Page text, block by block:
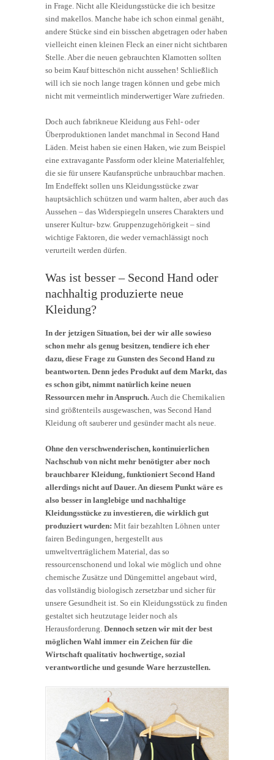
in Frage. Nicht alle Kleidungsstücke die ich besitze
sind makellos. Manche habe ich schon einmal genäht,
andere Stücke sind ein bisschen abgetragen oder haben
vielleicht einen kleinen Fleck an einer nicht sichtbaren
Stelle. Aber die neuen gebrauchten Klamotten sollten
so beim Kauf bitteschön nicht aussehen! Schließlich
will ich sie noch lange tragen können und gebe mich
nicht mit vermeintlich minderwertiger Ware zufrieden.
Doch auch fabrikneue Kleidung aus Fehl- oder
Überproduktionen landet manchmal in Second Hand
Läden. Meist haben sie einen Haken, wie zum Beispiel
eine extravagante Passform oder kleine Materialfehler,
die sie für unsere Kaufansprüche unbrauchbar machen.
Im Endeffekt sollen uns Kleidungsstücke zwar
hauptsächlich schützen und warm halten, aber auch das
Aussehen – das Widerspiegeln unseres Charakters und
unserer Kultur- bzw. Gruppenzugehörigkeit – sind
wichtige Faktoren, die weder vernachlässigt noch
verurteilt werden dürfen.
Was ist besser – Second Hand oder
nachhaltig produzierte neue
Kleidung?
In der jetzigen Situation, bei der wir alle sowieso
schon mehr als genug besitzen, tendiere ich eher
dazu, diese Frage zu Gunsten des Second Hand zu
beantworten. Denn jedes Produkt auf dem Markt, das
es schon gibt, nimmt natürlich keine neuen
Ressourcen mehr in Anspruch. Auch die Chemikalien
sind größtenteils ausgewaschen, was Second Hand
Kleidung oft sauberer und gesünder macht als neue.
Ohne den verschwenderischen, kontinuierlichen
Nachschub von nicht mehr benötigter aber noch
brauchbarer Kleidung, funktioniert Second Hand
allerdings nicht auf Dauer. An diesem Punkt wäre es
also besser in langlebige und nachhaltige
Kleidungsstücke zu investieren, die wirklich gut
produziert wurden: Mit fair bezahlten Löhnen unter
fairen Bedingungen, hergestellt aus
umweltverträglichem Material, das so
ressourcenschonend und lokal wie möglich und ohne
chemische Zusätze und Düngemittel angebaut wird,
das vollständig biologisch zersetzbar und sicher für
unsere Gesundheit ist. So ein Kleidungsstück zu finden
gestaltet sich heutzutage leider noch als
Herausforderung. Dennoch setzen wir mit der best
möglichen Wahl immer ein Zeichen für die
Wirtschaft qualitativ hochwertige, sozial
verantwortliche und gesunde Ware herzustellen.